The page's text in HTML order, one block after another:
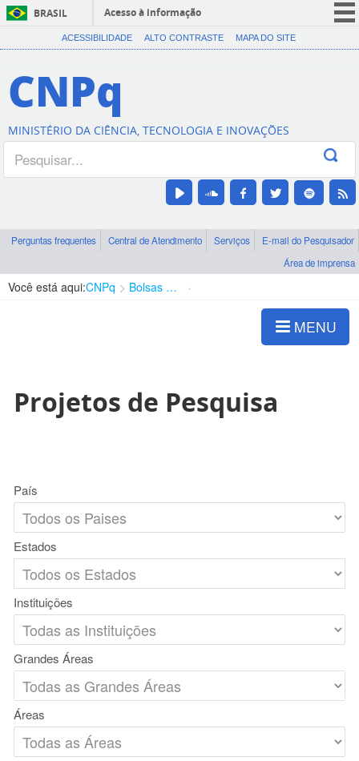
BRASIL
Acesso à informação
CORONAVÍRUS (COVID-19)
Canais
ACESSIBILIDADE ALTO CONTRASTE MAPA DO SITE
CNPq
MINISTÉRIO DA CIÊNCIA, TECNOLOGIA E INOVAÇÕES
Perguntas frequentes Central de Atendimento Serviços
E-mail do Pesquisador
Área de imprensa
Você está aqui:CNPq Bolsas e Auxílios Vigentes
MENU
Projetos de Pesquisa
País
Estados
Instituições
Grandes Áreas
Áreas